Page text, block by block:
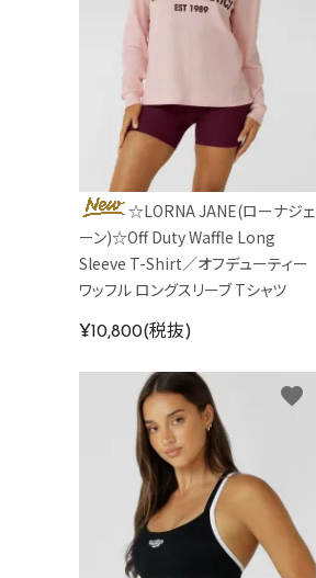
INFORMATIOM
☆LORNA JANE(ローナジェ
ーン)☆Off Duty Waffle Long
Sleeve T-Shirt／オフデューティー
ワッフル ロングスリーブ Tシャツ
¥10,800(税抜)
favorite